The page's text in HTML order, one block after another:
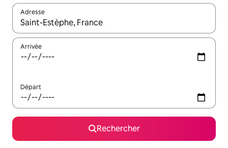
Adresse
Lorsque les résultats s'affichent, utilisez les flèches vers le
Arrivée
Départ
Rechercher